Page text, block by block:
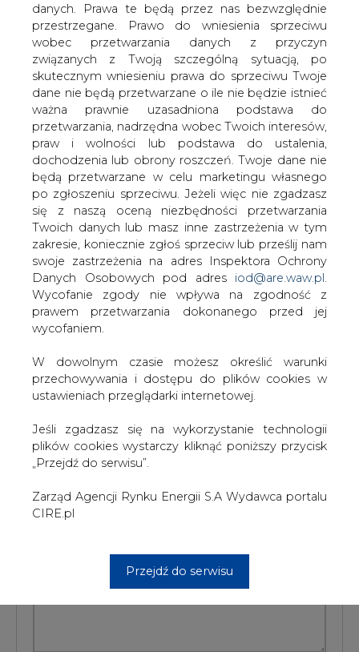
danych. Prawa te będą przez nas bezwzględnie
przestrzegane. Prawo do wniesienia sprzeciwu
wobec przetwarzania danych z przyczyn
związanych z Twoją szczególną sytuacją, po
skutecznym wniesieniu prawa do sprzeciwu Twoje
dane nie będą przetwarzane o ile nie będzie istnieć
ważna prawnie uzasadniona podstawa do
przetwarzania, nadrzędna wobec Twoich interesów,
praw i wolności lub podstawa do ustalenia,
dochodzenia lub obrony roszczeń. Twoje dane nie
będą przetwarzane w celu marketingu własnego
po zgłoszeniu sprzeciwu. Jeżeli więc nie zgadzasz
się z naszą oceną niezbędności przetwarzania
Twoich danych lub masz inne zastrzeżenia w tym
zakresie, koniecznie zgłoś sprzeciw lub prześlij nam
swoje zastrzeżenia na adres Inspektora Ochrony
Danych Osobowych pod adres iod@are.waw.pl
Wycofanie zgody nie wpływa na zgodność z
prawem przetwarzania dokonanego przed jej
wycofaniem.
W dowolnym czasie możesz określić warunki
przechowywania i dostępu do plików cookies w
ustawieniach przeglądarki internetowej.
Jeśli zgadzasz się na wykorzystanie technologii
plików cookies wystarczy kliknąć poniższy przycisk
„Przejdź do serwisu”.
Zarząd Agencji Rynku Energii S.A Wydawca portalu
CIRE.pl
Przejdź do serwisu
Jak poinformował BiznesAlert.pl, plany
budowy przez Rosatom reaktora w
Finlandii stoją pod znakiem zapytania,
ponieważ władze zainteresowały się
chorwackim udziałowcem zależnym od
Rosji, który ma wziąć udział w pracach.
Finlandia postawiła wymóg, aby konsorcjum Fennovoima
odpowiedzialne za projekt uwzględniało co najmniej 60
procent kapitału zachodniego.
Do konsorcjum oprócz Rosatomu chce wejść chorwacka
firma Migrit Soalrna Energija o kapitale zakładowym w
wysokości 20 tysięcy dolarów. Chociaż jest teoretycznie
zachodnia, jej właściciele urodzili się w Rosji. MSE jest
zainteresowana 9 procentami udziałów w projekcie.
Decyzję o udziale spółki w projekcie ma podjąć fińskie
ministerstwo gospodarki - czytamy w BiznesAlert.pl.
#Energetyka #świat
Artykuł powstał bez wsparcia narzędzi sztucznej inteligencji.
KOMENTARZE